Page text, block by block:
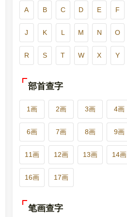
A B C D E F
J K L M N O
R S T W X Y
部首查字
1画 2画 3画 4画
6画 7画 8画 9画
11画 12画 13画 14画
16画 17画
笔画查字